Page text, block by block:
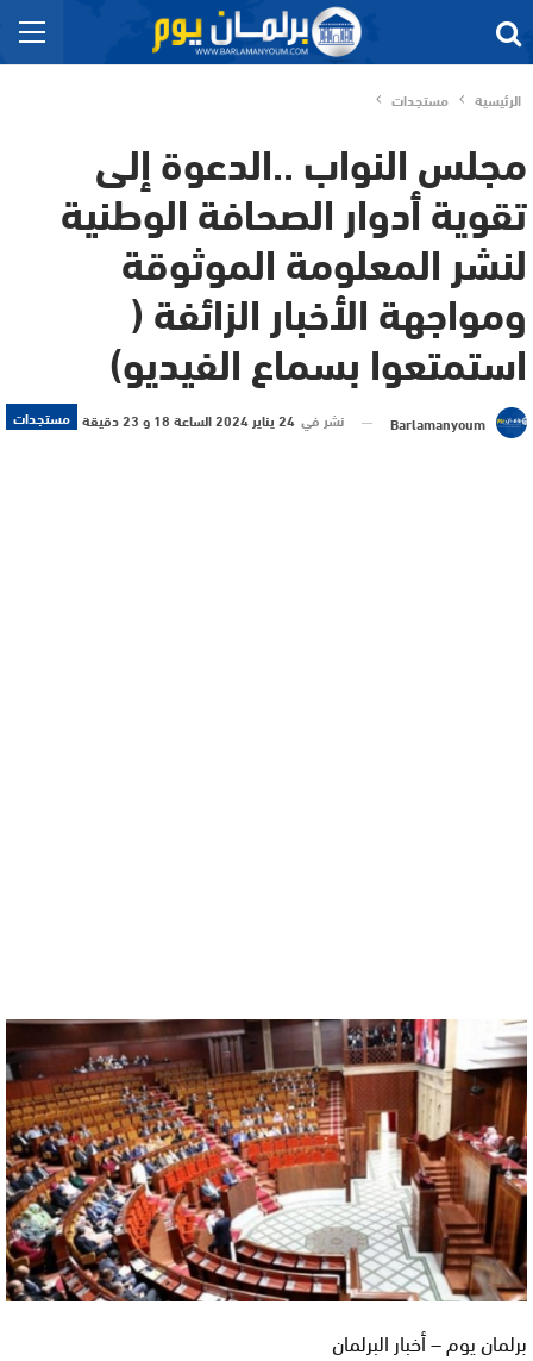
الرئيسية مستجدات
مجلس النواب ..الدعوة إلى
تقوية أدوار الصحافة الوطنية
لنشر المعلومة الموثوقة
ومواجهة الأخبار الزائفة (
استمتعوا بسماع الفيديو)
مستجدات Barlamanyoum نشر في 24 يناير 2024 الساعة 18 و 23 دقيقة
برلمان يوم – أخبار البرلمان